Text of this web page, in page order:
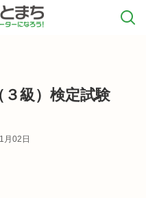
３級）検定試験
月02日